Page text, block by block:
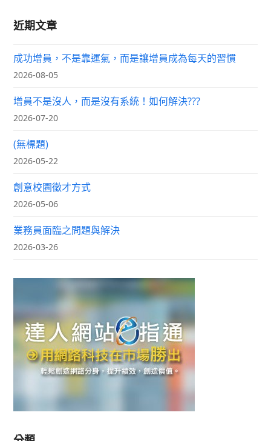
近期文章
成功增員，不是靠運氣，而是讓增員成為每天的習慣
2026-08-05
增員不是沒人，而是沒有系統！如何解決???
2026-07-20
(無標題)
2026-05-22
創意校園徵才方式
2026-05-06
業務員面臨之問題與解決
2026-03-26